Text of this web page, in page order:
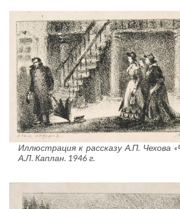
Иллюстрация к рассказу А.П. Чехова
А.Л. Каплан. 1946 г.